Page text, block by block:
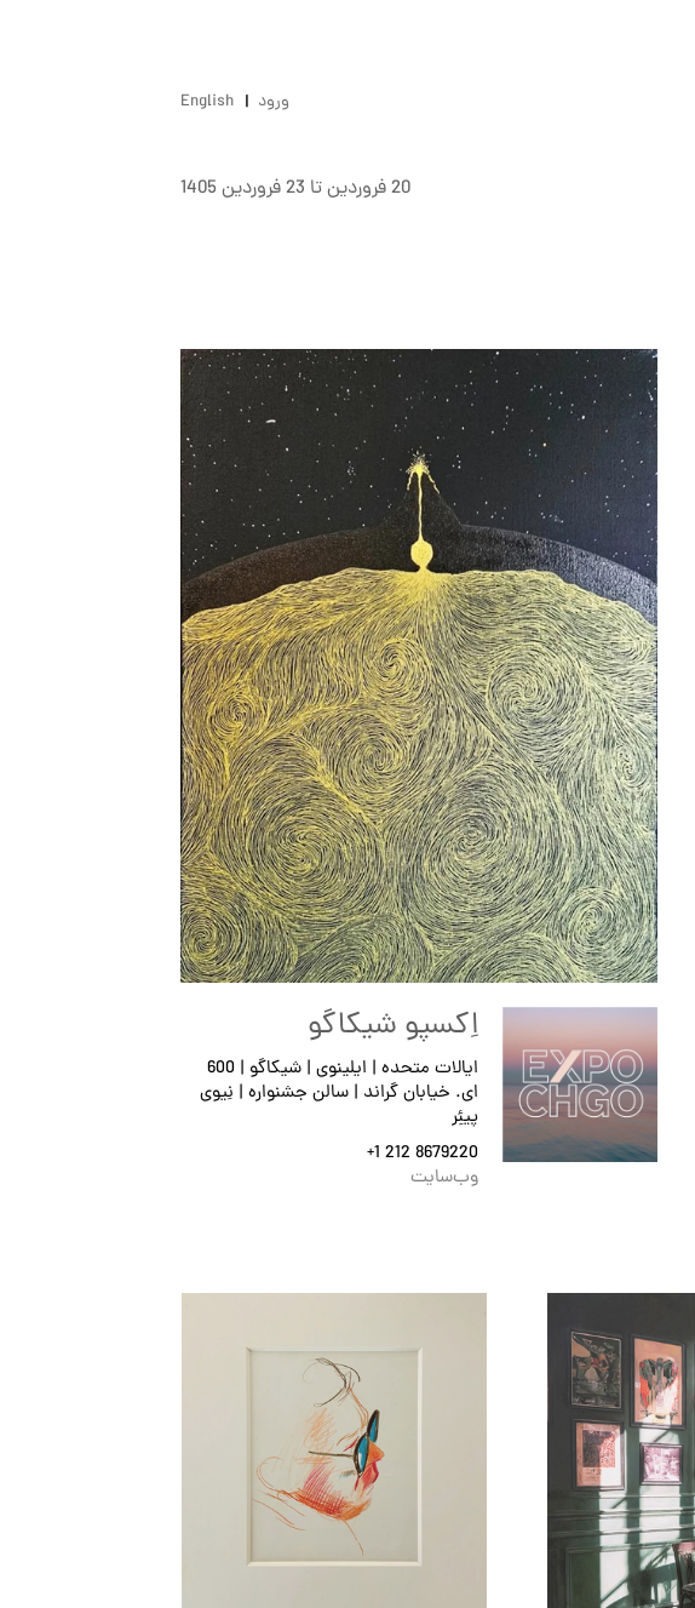
ورود English
20 فروردين تا 23 فروردين 1405
اِکسپو شیکاگو
ایالات متحده | ایلینوی | شیکاگو | 600
ای. خیابان گراند | سالن جشنواره | نِیوی
پیئِر
+1 212 8679220
وب‌سایت